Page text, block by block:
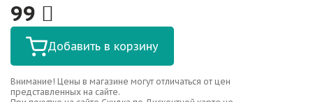
99
Добавить в корзину
Внимание! Цены в магазине могут отличаться от цен
представленных на сайте.